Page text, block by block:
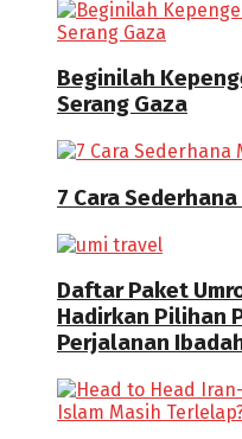
Beginilah
Serang Gaza
7 Cara
Daftar Paket
Hadirkan Pilihan
Perjalanan